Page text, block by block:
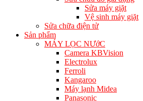
Sửa máy giặt
Vệ sinh máy giặt
Sửa chữa điện tử
Sản phẩm
MÁY LỌC NƯớC
Camera KBVision
Electrolux
Ferroli
Kangaroo
Máy lạnh Midea
Panasonic